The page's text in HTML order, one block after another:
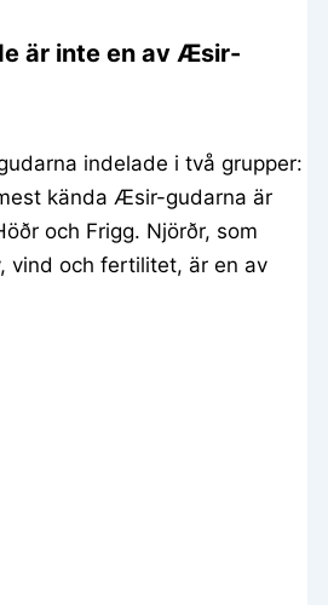
är inte en av Æsir-
indelade i två grupper:
kända Æsir-gudarna är
och Frigg. Njörðr, som
vind och fertilitet, är en av